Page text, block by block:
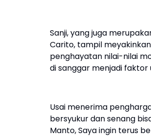
Sanji, yang juga
Carito, tampil
penghayatan nilai-nilai
di sanggar menjadi
Usai menerima
bersyukur dan senang
Manto, Saya ingin terus